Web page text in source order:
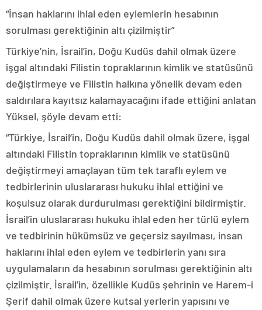
“İnsan haklarını ihlal eden eylemlerin hesabının
sorulması gerektiğinin altı çizilmiştir”
Türkiye’nin, İsrail’in, Doğu Kudüs dahil olmak üzere
işgal altındaki Filistin topraklarının kimlik ve statüsünü
değiştirmeye ve Filistin halkına yönelik devam eden
saldırılara kayıtsız kalamayacağını ifade ettiğini anlatan
Yüksel, şöyle devam etti:
“Türkiye, İsrail’in, Doğu Kudüs dahil olmak üzere, işgal
altındaki Filistin topraklarının kimlik ve statüsünü
değiştirmeyi amaçlayan tüm tek taraflı eylem ve
tedbirlerinin uluslararası hukuku ihlal ettiğini ve
koşulsuz olarak durdurulması gerektiğini bildirmiştir.
İsrail’in uluslararası hukuku ihlal eden her türlü eylem
ve tedbirinin hükümsüz ve geçersiz sayılması, insan
haklarını ihlal eden eylem ve tedbirlerin yanı sıra
uygulamaların da hesabının sorulması gerektiğinin altı
çizilmiştir. İsrail’in, özellikle Kudüs şehrinin ve Harem-i
Şerif dahil olmak üzere kutsal yerlerin yapısını ve